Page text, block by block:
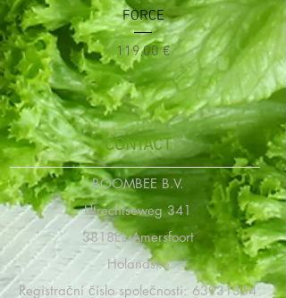
FORCE
Cena
119,00 €
CONTACT
BOOMBEE B.V.
Utrechtseweg 341
3818EL Amersfoort
Holandsko
Registrační číslo společnosti: 63931354